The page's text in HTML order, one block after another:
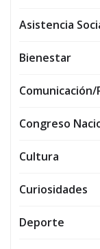
Asistencia
Bienestar
Congreso
Cultura
Curiosidades
Deporte